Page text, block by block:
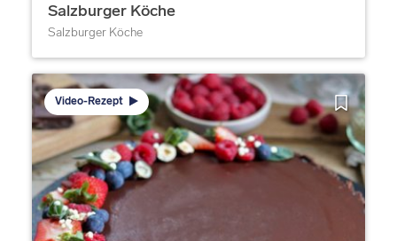
Salzburger Köche
Salzburger Köche
Video-Rezept